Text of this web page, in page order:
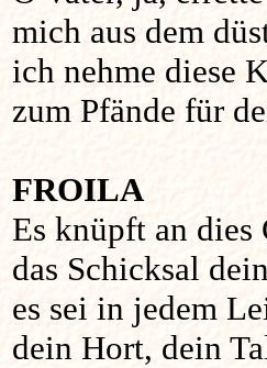
mich aus dem
ich nehme diese
zum Pfände für
FROILA
Es knüpft an dies
das Schicksal
es sei in jedem
dein Hort, dein